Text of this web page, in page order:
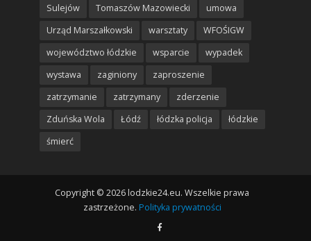
Sulejów
Tomaszów Mazowiecki
umowa
Urząd Marszałkowski
warsztaty
WFOŚIGW
województwo łódzkie
wsparcie
wypadek
wystawa
zaginiony
zaproszenie
zatrzymanie
zatrzymany
zderzenie
Zduńska Wola
Łódź łódzka policja
łódzkie
śmierć
Copyright © 2026 lodzkie24.eu. Wszelkie prawa
zastrzeżone. Polityka prywatności